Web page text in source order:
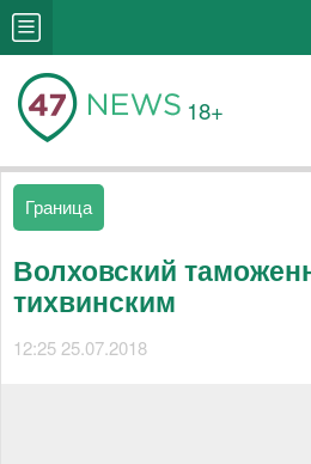
18+
Граница
Волховский
тихвинским
12:25 25.07.2018